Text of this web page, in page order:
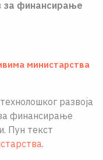
за финансирање
министарства
развоја
финансирање
Пун текст
.